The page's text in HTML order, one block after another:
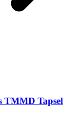
TMMD Tapsel